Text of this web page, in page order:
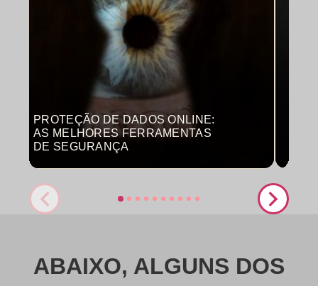
PROTEÇÃO DE DADOS ONLINE:
AS MELHORES FERRAMENTAS
DE SEGURANÇA
ABAIXO, ALGUNS DOS